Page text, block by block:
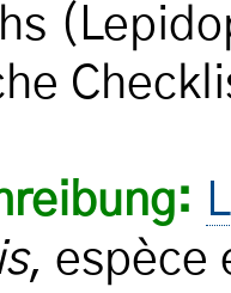
, espèce